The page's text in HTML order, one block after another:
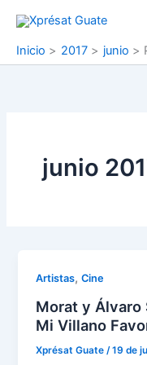
contenido
Inicio 2017 junio
junio
Artistas,Cine
Morat y Álvaro
Mi Villano
Xprésat Guate /19 de